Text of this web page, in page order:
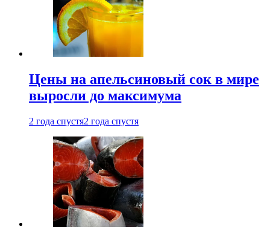
Цены на апельсиновый сок в мире
выросли до максимума
2 года спустя2 года спустя